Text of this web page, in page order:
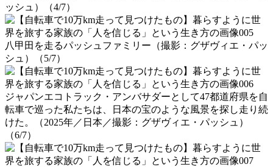
ッシュ）（4/7）
八甲田を走るパッシュファミリー（撮影：グザヴィエ・パッ
シュ）（5/7）
ジャパンエコトラック・アンバサダーとして47都道府県を自
転車で巡った私たちは、日本の宝のような風景を探し走り続
けた。（2025年／日本／撮影：グザヴィエ・パッシュ）
（6/7）